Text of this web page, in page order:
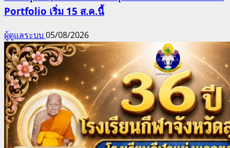
Portfolio เริ่ม 15 ส.ค.นี้
ผู้ดูแลระบบ 05/08/2026